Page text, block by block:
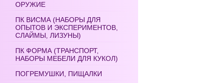
ОРУЖИЕ
ПК ВИСМА (НАБОРЫ ДЛЯ
ОПЫТОВ И ЭКСПЕРИМЕНТОВ,
СЛАЙМЫ, ЛИЗУНЫ)
ПК ФОРМА (ТРАНСПОРТ,
НАБОРЫ МЕБЕЛИ ДЛЯ КУКОЛ)
ПОГРЕМУШКИ, ПИЩАЛКИ